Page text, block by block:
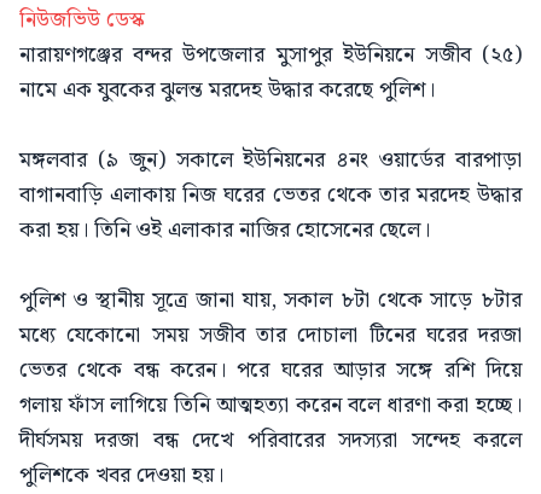
নিউজভিউ ডেস্ক
নারায়ণগঞ্জের বন্দর উপজেলার মুসাপুর ইউনিয়নে সজীব (২৫)
নামে এক যুবকের ঝুলন্ত মরদেহ উদ্ধার করেছে পুলিশ।
মঙ্গলবার (৯ জুন) সকালে ইউনিয়নের ৪নং ওয়ার্ডের বারপাড়া
বাগানবাড়ি এলাকায় নিজ ঘরের ভেতর থেকে তার মরদেহ উদ্ধার
করা হয়। তিনি ওই এলাকার নাজির হোসেনের ছেলে।
পুলিশ ও স্থানীয় সূত্রে জানা যায়, সকাল ৮টা থেকে সাড়ে ৮টার
মধ্যে যেকোনো সময় সজীব তার দোচালা টিনের ঘরের দরজা
ভেতর থেকে বন্ধ করেন। পরে ঘরের আড়ার সঙ্গে রশি দিয়ে
গলায় ফাঁস লাগিয়ে তিনি আত্মহত্যা করেন বলে ধারণা করা হচ্ছে।
দীর্ঘসময় দরজা বন্ধ দেখে পরিবারের সদস্যরা সন্দেহ করলে
পুলিশকে খবর দেওয়া হয়।